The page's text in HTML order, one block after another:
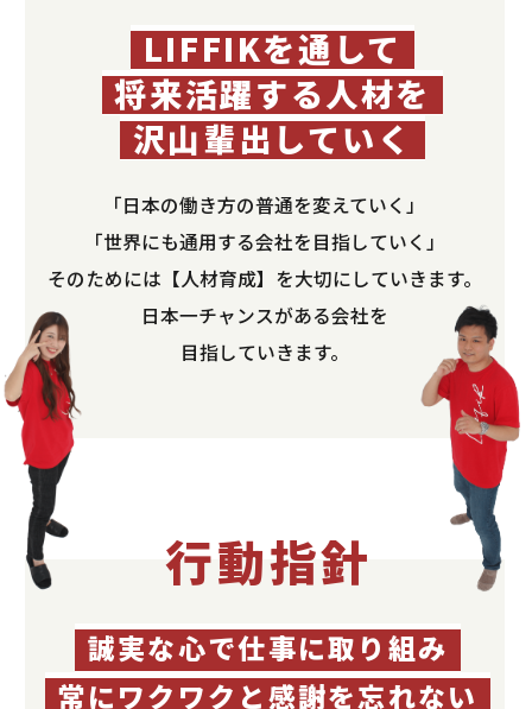
LIFFIKを通して
将来活躍する人材を
沢山輩出していく
「日本の働き方の普通を変えていく」
「世界にも通用する会社を目指していく」
そのためには【人材育成】を大切にしていきます。
日本一チャンスがある会社を
目指していきます。
行動指針
誠実な心で仕事に取り組み
常にワクワクと感謝を忘れない